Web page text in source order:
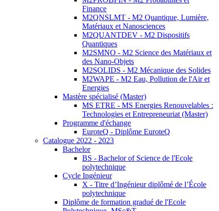
Finance
M2QNSLMT - M2 Quantique, Lumière,
Matériaux et Nanosciences
M2QUANTDEV - M2 Dispositifs
Quantiques
M2SMNO - M2 Science des Matériaux et
des Nano-Objets
M2SOLIDS - M2 Mécanique des Solides
M2WAPE - M2 Eau, Pollution de l'Air et
Energies
Mastère spécialisé (Master)
MS ETRE - MS Energies Renouvelables :
Technologies et Entrepreneuriat (Master)
Programme d'échange
EuroteQ - Diplôme EuroteQ
Catalogue 2022 - 2023
Bachelor
BS - Bachelor of Science de l'Ecole
polytechnique
Cycle Ingénieur
X - Titre d’Ingénieur diplômé de l’École
polytechnique
Diplôme de formation gradué de l'Ecole